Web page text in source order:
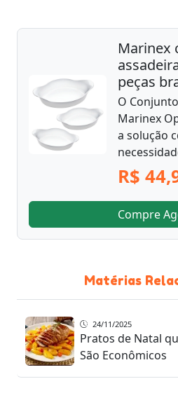
Marinex
peças
O
Marinex
a solução
R$
Compre
Matérias
24/11/2025
Pratos de Natal
São Econômicos